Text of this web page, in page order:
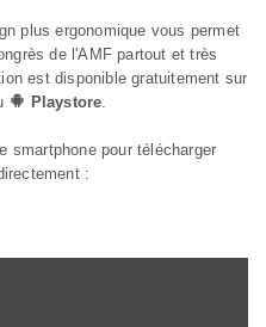
plus ergonomique vous permet
de l'AMF partout et très
est disponible gratuitement sur
Playstore
smartphone pour télécharger
: